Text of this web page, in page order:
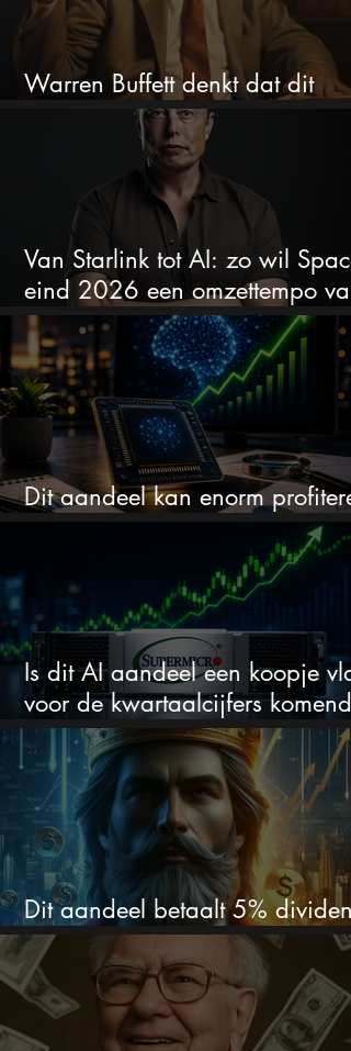
Warren Buffett denkt dat dit
aandeel nu spotgoedkoop is
Van Starlink tot AI: zo wil
eind 2026 een omzettempo van
$100 miljard bereiken
Dit aandeel kan enorm
van de volgende AI-revolutie
Is dit AI aandeel een koopje
voor de kwartaalcijfers komende
week?
Dit aandeel betaalt 5%
Ik koop nog steeds bij